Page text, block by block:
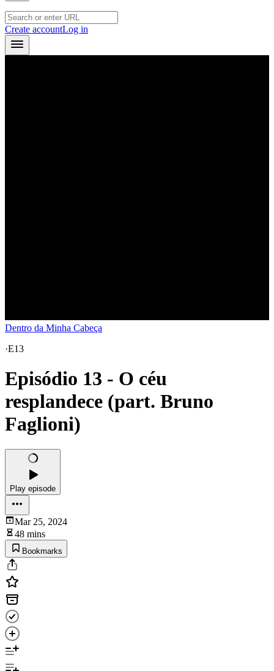
Create accountLog in
Dentro da Minha Cabeça
·E13
Episódio 13 - O céu
resplandece (part. Bruno
Faglioni)
Play episode
Mar 25, 2024
48 mins
Bookmarks